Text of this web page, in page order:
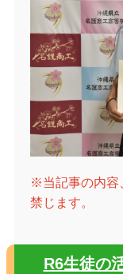
※当記事の内容
禁じます。
R6生徒の